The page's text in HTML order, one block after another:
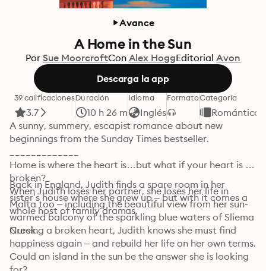
Avance
A Home in the Sun
Por Sue MoorcroftCon Alex HoggEditorial Avon
Descarga la app
39 calificaciones
3.7
Duración
10 h 26 m
Idioma
Inglés
FormatoCategoría
Romántica
A sunny, summery, escapist romance about new
beginnings from the Sunday Times bestseller.
Home is where the heart is…but what if your heart is
broken?
When Judith loses her partner, she loses her life in
Malta too – including the beautiful view from her sun-
warmed balcony of the sparkling blue waters of Sliema
Creek.
Back in England, Judith finds a spare room in her
sister’s house where she grew up – but with it comes a
whole host of family dramas.
Nursing a broken heart, Judith knows she must find
happiness again – and rebuild her life on her own terms.
Could an island in the sun be the answer she is looking